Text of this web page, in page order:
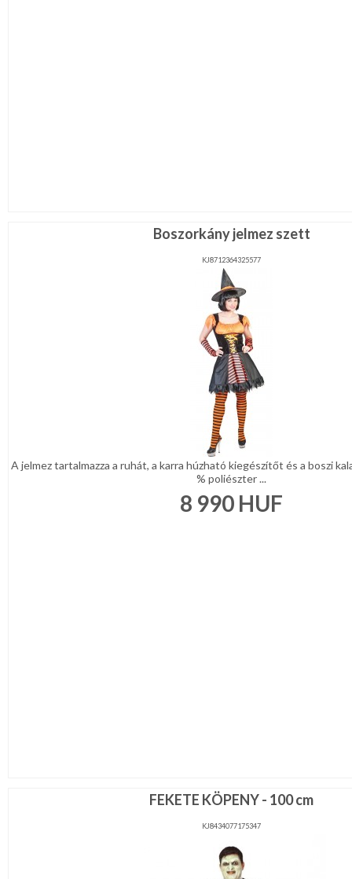
Boszorkány jelmez szett
KJ8712364325577
A jelmez tartalmazza a ruhát, a karra húzható kiegészítőt és a boszi
% poliészter ...
8 990 HUF
FEKETE KÖPENY - 100 cm
KJ8434077175347